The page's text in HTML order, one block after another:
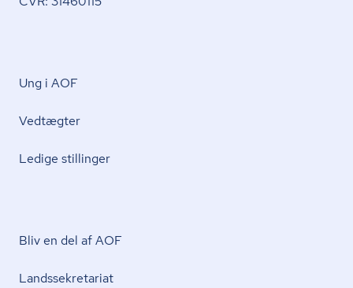
Ung i AOF
Vedtægter
Ledige stillinger
Bliv en del af AOF
Lands­se­kre­ta­ri­at